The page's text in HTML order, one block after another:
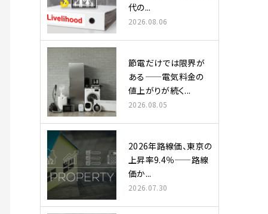
代の...
2026.08.06
節電だけでは限界が
ある——電気料金の
値上がりが続く...
2026.08.05
2026年路線価、東京の
上昇率9.4％——路線
価か...
2026.07.30